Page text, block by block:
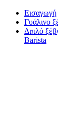
Εισαγωγή
Γυάλινο
Διπλό
Barista